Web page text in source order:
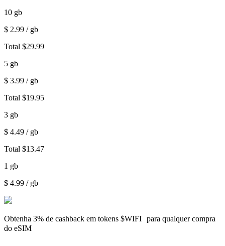
10 gb
$ 2.99 / gb
Total $29.99
5 gb
$ 3.99 / gb
Total $19.95
3 gb
$ 4.49 / gb
Total $13.47
1 gb
$ 4.99 / gb
Obtenha 3% de cashback em tokens $WIFI para qualquer compra
do eSIM